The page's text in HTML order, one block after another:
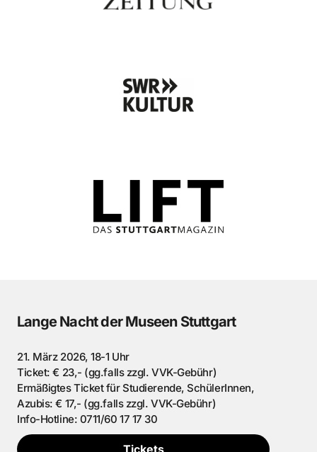
Lange Nacht der Museen Stuttgart
21. März 2026, 18-1 Uhr
Ticket: € 23,- (gg.falls zzgl. VVK-Gebühr)
Ermäßigtes Ticket für Studierende, SchülerInnen,
Azubis: € 17,- (gg.falls zzgl. VVK-Gebühr)
Info-Hotline: 0711/60 17 17 30